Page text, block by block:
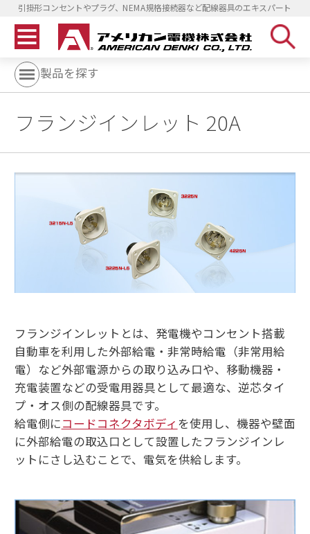
引掛形コンセントやプラグ、NEMA規格接続器など配線器具のエキスパート
製品を探す
フランジインレット 20A
フランジインレットとは、発電機やコンセント搭載
自動車を利用した外部給電・非常時給電（非常用給
電）など外部電源からの取り込み口や、移動機器・
充電装置などの受電用器具として最適な、逆芯タイ
プ・オス側の配線器具です。
給電側にコードコネクタボディ を使用し、機器や壁面
に外部給電の取込口として設置したフランジインレ
ットにさし込むことで、電気を供給します。